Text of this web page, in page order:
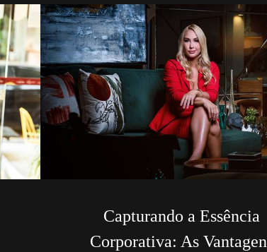
Capturando a Essência
Corporativa: As